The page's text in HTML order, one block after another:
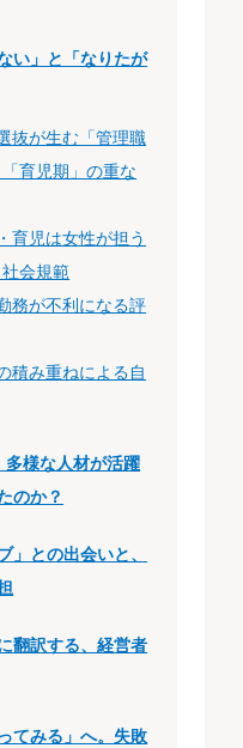
い」と「なりたが
抜が生む「管理職
育児期」の重な
育児は女性が担う
会規範
務が不利になる評
積み重ねによる自
様な人材が活躍
のか？
」との出会いと、
翻訳する、経営者
てみる」へ。失敗